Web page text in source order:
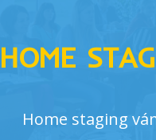
Home staging